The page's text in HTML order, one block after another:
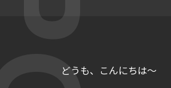
どうも、こんにちは～